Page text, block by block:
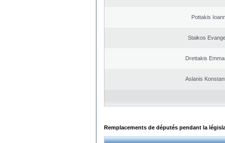
Pottakis
Staikos
Drettakis
Aslanis
Remplacements de députés pendant la